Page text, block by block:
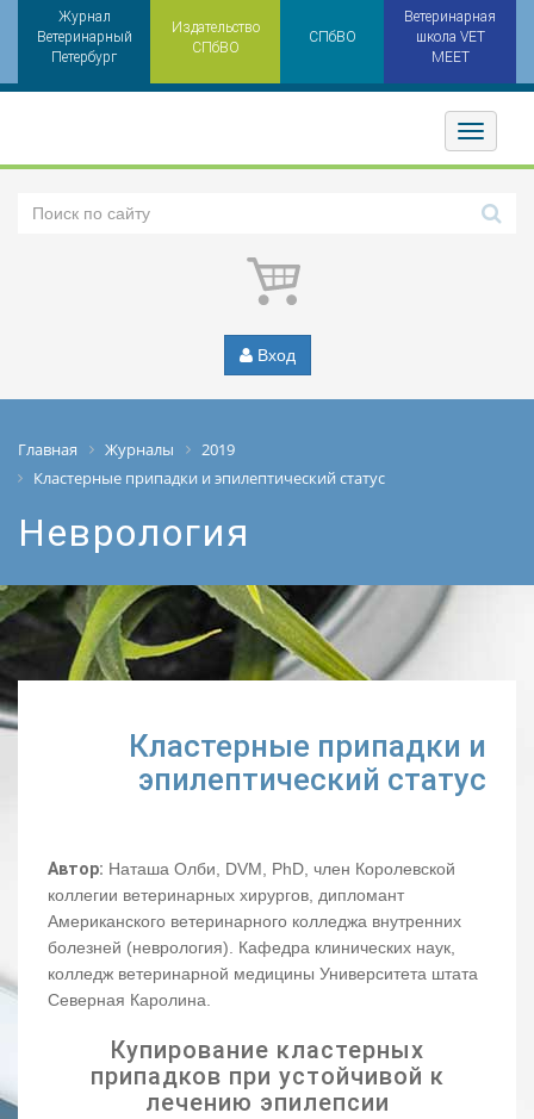
Журнал
Ветеринарный
Петербург
Издательство
СПбВО
СПбВО
Ветеринарная
школа VET
MEET
Toggler
Вход
Главная Журналы
2019
Кластерные припадки и эпилептический статус
Неврология
Кластерные припадки и
эпилептический статус
Автор: Наташа Олби, DVM, PhD, член Королевской
коллегии ветеринарных хирургов, дипломант
Американского ветеринарного колледжа внутренних
болезней (неврология). Кафедра клинических наук,
колледж ветеринарной медицины Университета штата
Северная Каролина.
Купирование кластерных
припадков при устойчивой к
лечению эпилепсии